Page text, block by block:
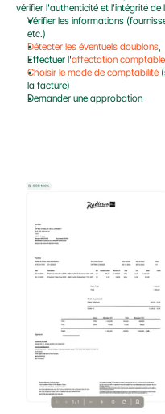
vérifier l'authenticité et l'intégrité
Vérifier les informations
etc.)
Détecter les éventuels doublons
Effectuer l'affectation comptable
Choisir le mode de comptabilité
la facture)
Demander une approbation